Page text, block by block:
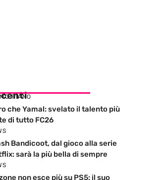
PIANO
che Yamal: svelato il talento più
di tutto FC26
Bandicoot, dal gioco alla serie
sarà la più bella di sempre
non esce più su PS5: il suo